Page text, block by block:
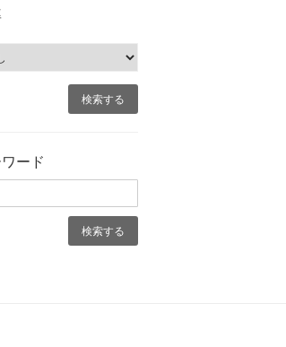
ード